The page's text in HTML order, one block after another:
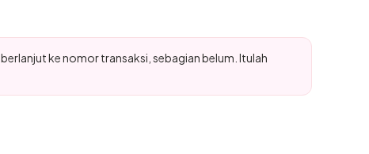
ke nomor transaksi, sebagian belum. Itulah